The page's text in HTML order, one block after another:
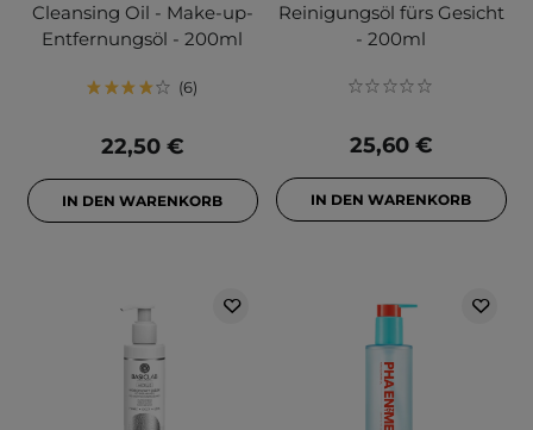
Cleansing Oil - Make-up-
Entfernungsöl - 200ml
6
22,50 €
IN DEN WARENKORB
Reinigungsöl fürs Gesicht
- 200ml
25,60 €
IN DEN WARENKORB